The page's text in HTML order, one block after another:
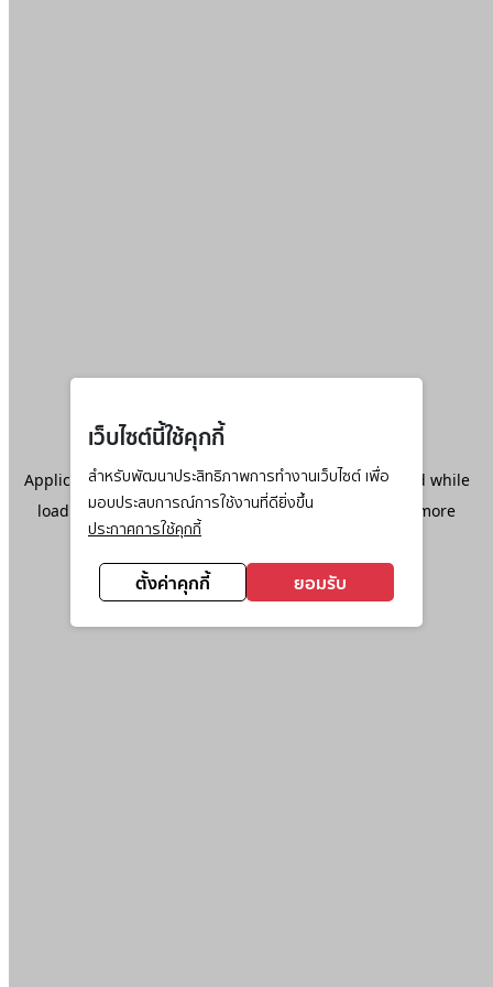
เว็บไซต์นี้ใช้คุกกี้
สำหรับพัฒนาประสิทธิภาพการทำงานเว็บไซต์ เพื่อ
มอบประสบการณ์การใช้งานที่ดียิ่งขึ้น
ประกาศการใช้คุกกี้
ตั้งค่าคุกกี้ ยอมรับ
Application error: aclient-side exception has occurred while
loadingwww.ktc.co.th(see the browser console
for more
information).